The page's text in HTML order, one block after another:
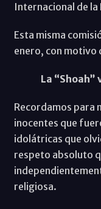
Internacional de
Esta misma
enero, con motivo
La
Recordamos para
inocentes que
idolátricas que
respeto absoluto
religiosa.